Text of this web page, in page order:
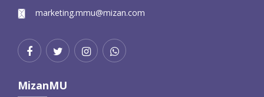
marketing.mmu@mizan.com
MizanMU